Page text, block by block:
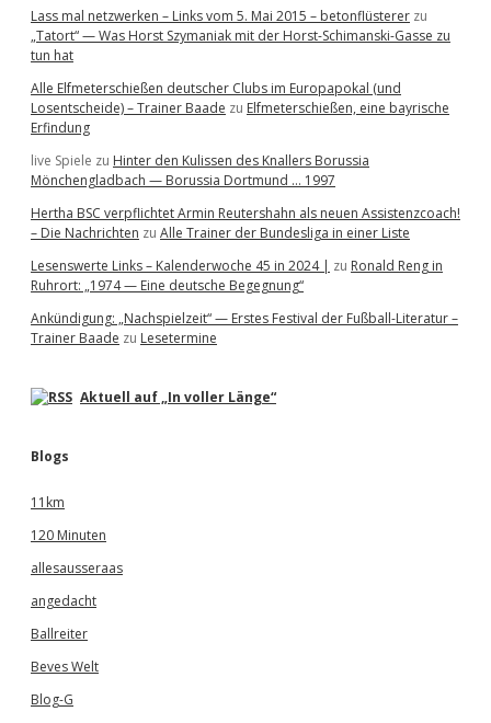
Lass mal netzwerken – Links vom 5. Mai 2015 – betonflüsterer zu
„Tatort“ — Was Horst Szymaniak mit der Horst-Schimanski-Gasse zu
tun hat
Alle Elfmeterschießen deutscher Clubs im Europapokal (und
Losentscheide) – Trainer Baade zu Elfmeterschießen, eine bayrische
Erfindung
live Spiele zu Hinter den Kulissen des Knallers Borussia
Mönchengladbach — Borussia Dortmund … 1997
Hertha BSC verpflichtet Armin Reutershahn als neuen Assistenzcoach!
– Die Nachrichten zu Alle Trainer der Bundesliga in einer Liste
Lesenswerte Links – Kalenderwoche 45 in 2024 | zu Ronald Reng in
Ruhrort: „1974 — Eine deutsche Begegnung“
Ankündigung: „Nachspielzeit“ — Erstes Festival der Fußball-Literatur –
Trainer Baade zu Lesetermine
Aktuell auf „In voller Länge“
Blogs
11km
120 Minuten
allesausseraas
angedacht
Ballreiter
Beves Welt
Blog-G